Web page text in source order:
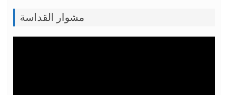
مشوار القداسة